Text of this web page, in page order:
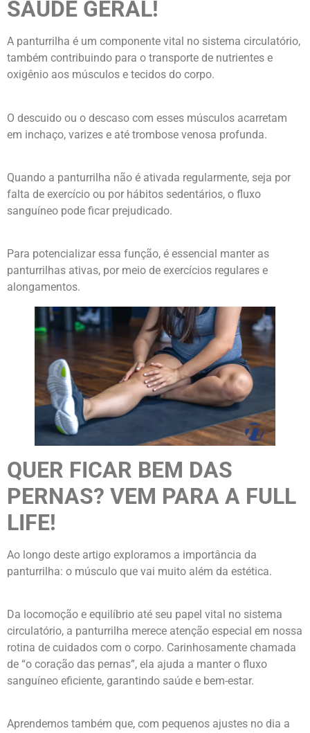
SAÚDE GERAL!
A panturrilha é um componente vital no sistema circulatório,
também contribuindo para o transporte de nutrientes e
oxigênio aos músculos e tecidos do corpo.
O descuido ou o descaso com esses músculos acarretam
em inchaço, varizes e até trombose venosa profunda.
Quando a panturrilha não é ativada regularmente, seja por
falta de exercício ou por hábitos sedentários, o fluxo
sanguíneo pode ficar prejudicado.
Para potencializar essa função, é essencial manter as
panturrilhas ativas, por meio de exercícios regulares e
alongamentos.
QUER FICAR BEM DAS
PERNAS? VEM PARA A FULL
LIFE!
Ao longo deste artigo exploramos a importância da
panturrilha: o músculo que vai muito além da estética.
Da locomoção e equilíbrio até seu papel vital no sistema
circulatório, a panturrilha merece atenção especial em nossa
rotina de cuidados com o corpo. Carinhosamente chamada
de “o coração das pernas”, ela ajuda a manter o fluxo
sanguíneo eficiente, garantindo saúde e bem-estar.
Aprendemos também que, com pequenos ajustes no dia a